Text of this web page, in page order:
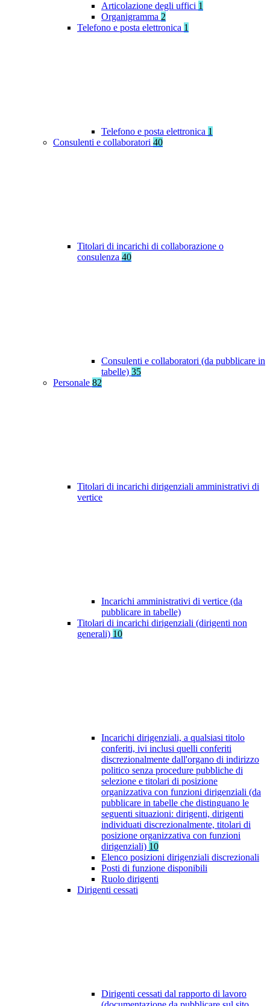
Articolazione degli uffici 1
Organigramma 2
Telefono e posta elettronica 1
Telefono e posta elettronica 1
Consulenti e collaboratori 40
Titolari di incarichi di collaborazione o
consulenza 40
Consulenti e collaboratori (da pubblicare in
tabelle) 35
Personale 82
Titolari di incarichi dirigenziali amministrativi di
vertice
Incarichi amministrativi di vertice (da
pubblicare in tabelle)
Titolari di incarichi dirigenziali (dirigenti non
generali) 10
Incarichi dirigenziali, a qualsiasi titolo
conferiti, ivi inclusi quelli conferiti
discrezionalmente dall'organo di indirizzo
politico senza procedure pubbliche di
selezione e titolari di posizione
organizzativa con funzioni dirigenziali (da
pubblicare in tabelle che distinguano le
seguenti situazioni: dirigenti, dirigenti
individuati discrezionalmente, titolari di
posizione organizzativa con funzioni
dirigenziali) 10
Elenco posizioni dirigenziali discrezionali
Posti di funzione disponibili
Ruolo dirigenti
Dirigenti cessati
Dirigenti cessati dal rapporto di lavoro